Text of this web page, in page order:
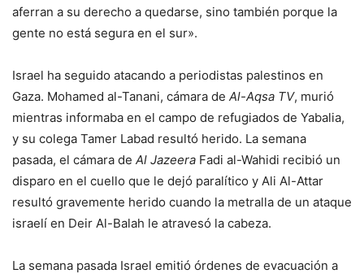
aferran a su derecho a quedarse, sino también porque la
gente no está segura en el sur».
Israel ha seguido atacando a periodistas palestinos en
Gaza. Mohamed al-Tanani, cámara de Al-Aqsa TV, murió
mientras informaba en el campo de refugiados de Yabalia,
y su colega Tamer Labad resultó herido. La semana
pasada, el cámara de Al Jazeera Fadi al-Wahidi recibió un
disparo en el cuello que le dejó paralítico y Ali Al-Attar
resultó gravemente herido cuando la metralla de un ataque
israelí en Deir Al-Balah le atravesó la cabeza.
La semana pasada Israel emitió órdenes de evacuación a